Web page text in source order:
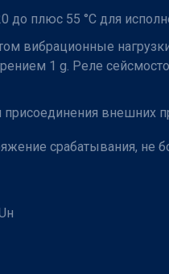
до плюс 55 °С для
вибрационные
1 g. Реле
внешних
срабатывания, не